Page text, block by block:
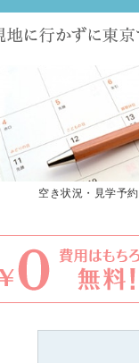
空き状況・見学予約